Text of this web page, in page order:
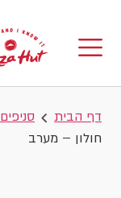
דף הבית סניפים
חולון – מערב